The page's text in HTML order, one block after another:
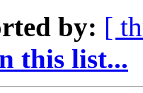
by: [
this list...